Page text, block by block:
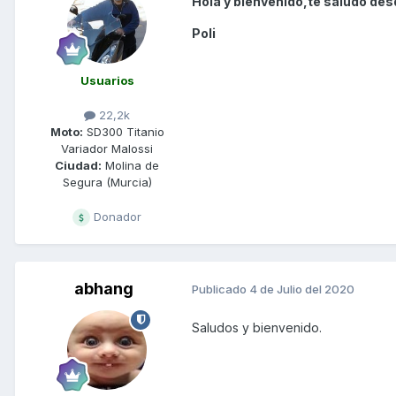
Usuarios
22,2k
Moto: SD300 Titanio
Variador Malossi
Ciudad: Molina de
Segura (Murcia)
Donador
Poli
abhang Publicado 4 de Julio del 2020
Saludos y bienvenido.